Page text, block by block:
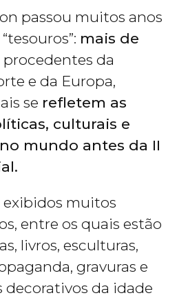
passou muitos anos
mais de
procedentes da
e da Europa,
se refletem as
culturais e
mundo antes da II
exibidos muitos
entre os quais estão
livros, esculturas,
gravuras e
decorativos da idade